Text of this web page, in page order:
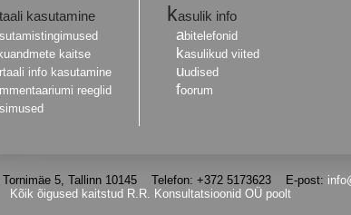
kasutamine
kaitse
info kasutamine
reeglid
kasulik info
abitelefonid
kasulikud viited
uudised
foorum
Tornimäe 5, Tallinn 10145 Telefon: +372 5173623 E-post:
Kõik õigused kaitstud R.R. Konsultatsioonid OÜ poolt